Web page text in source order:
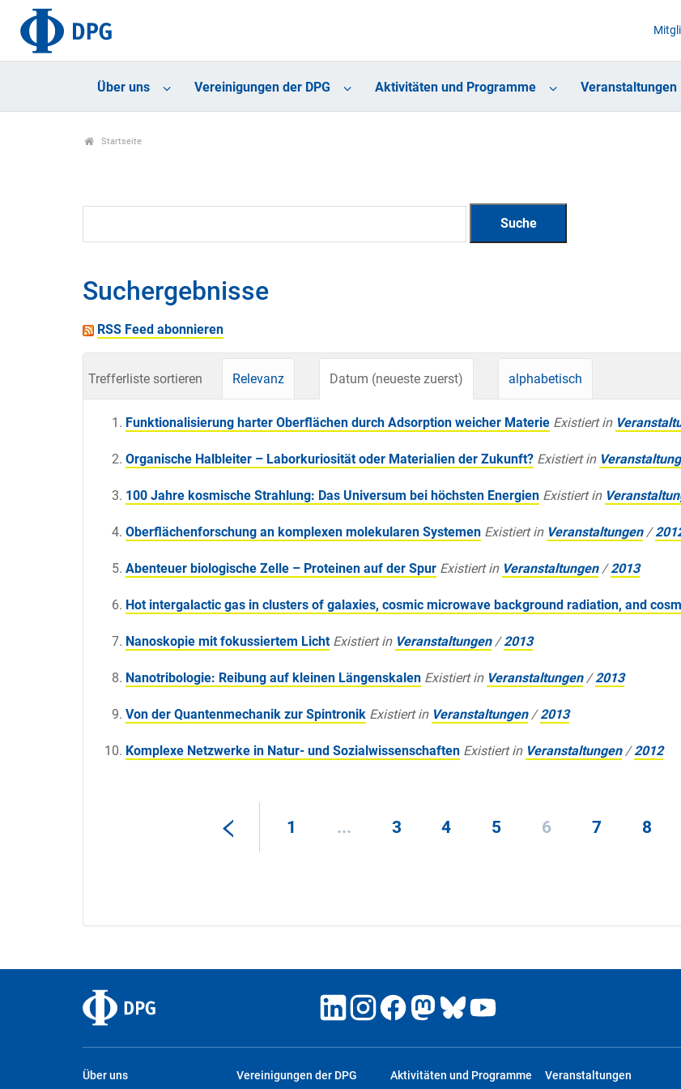
Über uns Vereinigungen der DPG Aktivitäten und Programme Veranstaltungen
Startseite
Suchergebnisse
RSS Feed abonnieren
Trefferliste sortieren Relevanz Datum (neueste zuerst) alphabetisch
Funktionalisierung harter Oberflächen durch Adsorption weicher Materie Existiert in
Organische Halbleiter – Laborkuriosität oder Materialien der Zukunft? Existiert in
100 Jahre kosmische Strahlung: Das Universum bei höchsten Energien Existiert in
Oberflächenforschung an komplexen molekularen Systemen Existiert in Veranstaltungen /
Abenteuer biologische Zelle – Proteinen auf der Spur Existiert in Veranstaltungen /2013
Hot intergalactic gas in clusters of galaxies, cosmic microwave background radiation, and
Nanoskopie mit fokussiertem Licht Existiert in Veranstaltungen /2013
Nanotribologie: Reibung auf kleinen Längenskalen Existiert in Veranstaltungen /2013
Von der Quantenmechanik zur Spintronik Existiert in Veranstaltungen /2013
Komplexe Netzwerke in Natur- und Sozialwissenschaften Existiert in Veranstaltungen /2012
1 ... 3 4 5 6 7 8
Über uns Vereinigungen der DPG Aktivitäten und Programme Veranstaltungen